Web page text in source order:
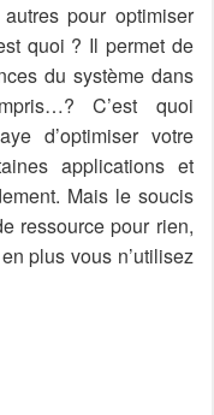
pour optimiser
quoi ? Il permet de
du système dans
C’est quoi
d’optimiser votre
applications et
Mais le soucis
ressource pour rien,
plus vous n’utilisez